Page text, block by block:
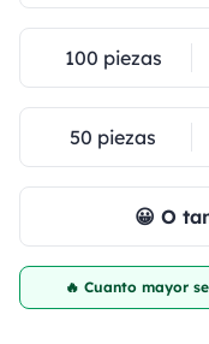
100 piezas
50 piezas
😀 O
🔥 Cuanto mayor